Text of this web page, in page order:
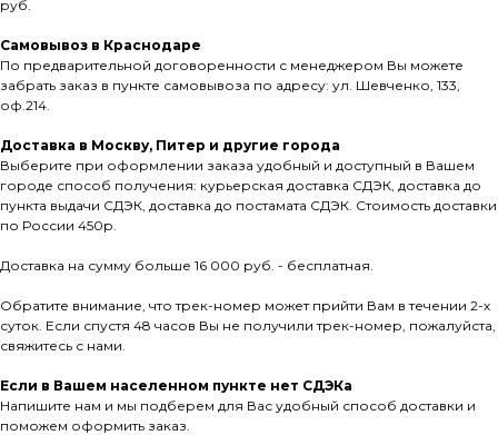
руб.
Самовывоз в Краснодаре
По предварительной договоренности с менеджером Вы можете
забрать заказ в пункте самовывоза по адресу: ул. Шевченко, 133,
оф.214.
Доставка в Москву, Питер и другие города
Выберите при оформлении заказа удобный и доступный в Вашем
городе способ получения: курьерская доставка СДЭК, доставка до
пункта выдачи СДЭК, доставка до постамата СДЭК. Стоимость доставки
по России 450р.
Доставка на сумму больше 16 000 руб. - бесплатная.
Обратите внимание, что трек-номер может прийти Вам в течении 2-х
суток. Если спустя 48 часов Вы не получили трек-номер, пожалуйста,
свяжитесь с нами.
Если в Вашем населенном пункте нет СДЭКа
Напишите нам и мы подберем для Вас удобный способ доставки и
поможем оформить заказ.